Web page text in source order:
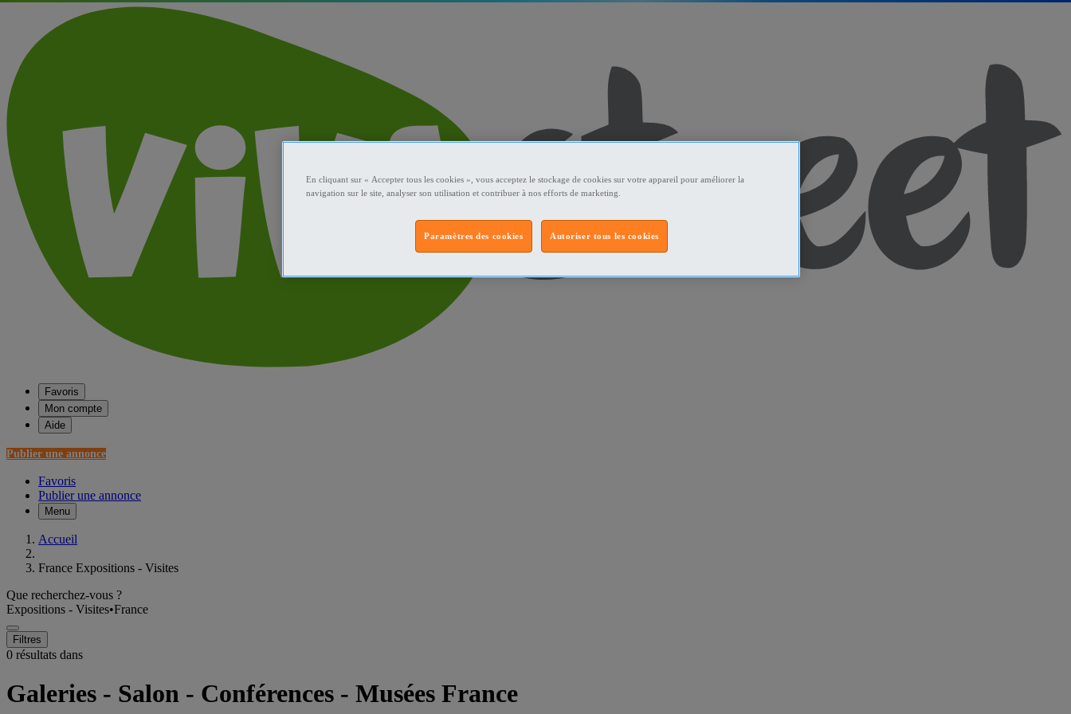
Favoris
Mon compte
Aide
Publier une annonce
Favoris
Publier une annonce
Menu
Accueil
France Expositions - Visites
Que recherchez-vous ?
Expositions - Visites•France
Filtres
0 résultats dans
Galeries - Salon - Conférences - Musées France
En cliquant sur « Accepter tous les cookies », vous acceptez le stockage de cookies sur votre appareil pour améliorer la
navigation sur le site, analyser son utilisation et contribuer à nos efforts de marketing.
Autoriser tous les cookies
Paramètres des cookies